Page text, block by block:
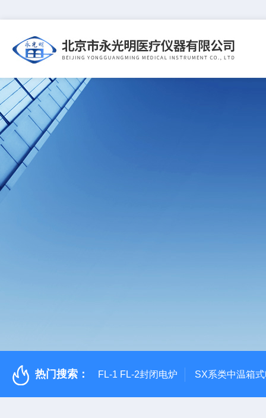
热门搜索： FL-1 FL-2封闭电炉 SX系类中温箱